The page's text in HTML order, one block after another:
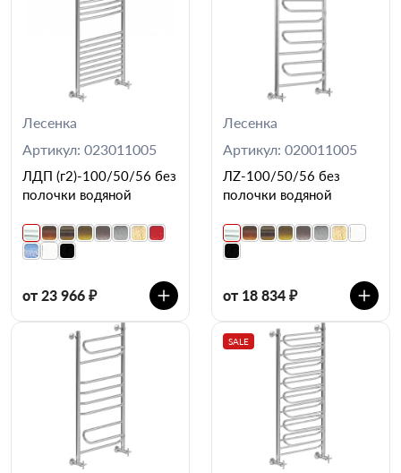
Лесенка
Артикул: 023011005
ЛДП (г2)-100/50/56 без
полочки водяной
от 23 966 ₽
Лесенка
Артикул: 020011005
ЛZ-100/50/56 без
полочки водяной
от 18 834 ₽
SALE